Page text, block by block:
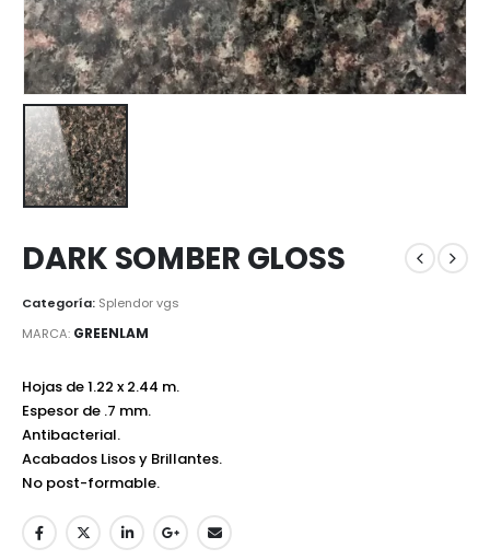
DARK SOMBER GLOSS
Categoría: Splendor vgs
MARCA: GREENLAM
Hojas de 1.22 x 2.44 m.
Espesor de .7 mm.
Antibacterial.
Acabados Lisos y Brillantes.
No post-formable.